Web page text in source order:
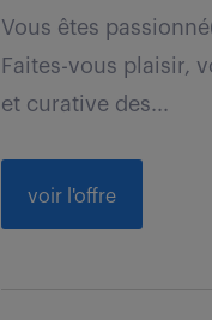
Vous êtes
Faites-vous plaisir,
et curative des...
voir l'offre